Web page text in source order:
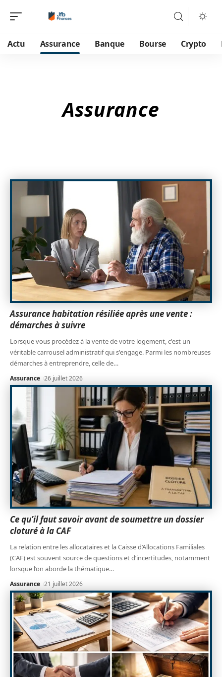
Actu Assurance Banque Bourse Crypto
Assurance
Assurance habitation résiliée après une vente :
démarches à suivre
Lorsque vous procédez à la vente de votre logement, c'est un
véritable carrousel administratif qui s'engage. Parmi les nombreuses
démarches à entreprendre, celle de…
Assurance 26 juillet 2026
Ce qu’il faut savoir avant de soumettre un dossier
cloturé à la CAF
La relation entre les allocataires et la Caisse d’Allocations Familiales
(CAF) est souvent source de questions et d’incertitudes, notamment
lorsque l’on aborde la thématique…
Assurance 21 juillet 2026